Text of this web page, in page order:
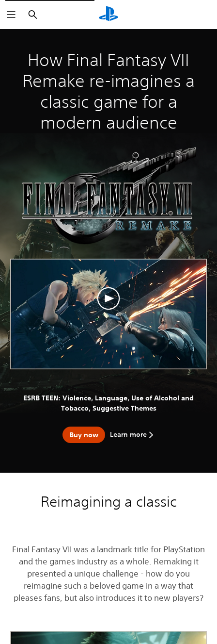
Buscar
How Final Fantasy VII
Remake re-imagines a
classic game for a
modern audience
ESRB TEEN: Violence, Language, Use of Alcohol and
Tobacco, Suggestive Themes
Buy now Learn more
Reimagining a classic
Final Fantasy VII was a landmark title for PlayStation
and the games industry as a whole. Remaking it
presented a unique challenge - how do you
reimagine such a beloved game in a way that
pleases fans, but also introduces it to new players?